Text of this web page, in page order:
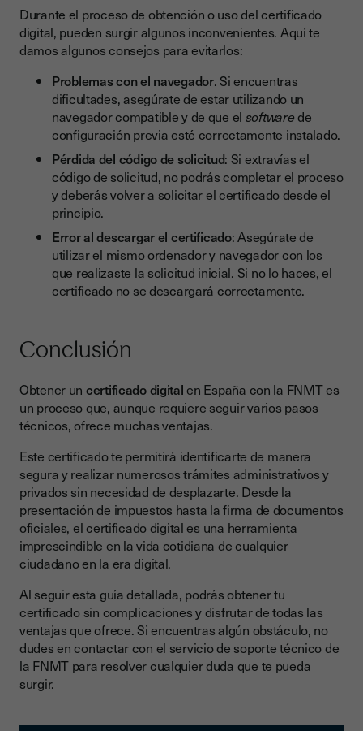
Durante el proceso de obtención o uso del certificado
digital, pueden surgir algunos inconvenientes. Aquí te
damos algunos consejos para evitarlos:
Problemas con el navegador. Si encuentras
dificultades, asegúrate de estar utilizando un
navegador compatible y de que el softwarede
configuración previa esté correctamente instalado.
Pérdida del código de solicitud: Si extravías el
código de solicitud, no podrás completar el proceso
y deberás volver a solicitar el certificado desde el
principio.
Error al descargar el certificado: Asegúrate de
utilizar el mismo ordenador y navegador con los
que realizaste la solicitud inicial. Si no lo haces, el
certificado no se descargará correctamente.
Conclusión
Obtener un certificado digitalen España con la FNMT es
un proceso que, aunque requiere seguir varios pasos
técnicos, ofrece muchas ventajas.
Este certificado te permitirá identificarte de manera
segura y realizar numerosos trámites administrativos y
privados sin necesidad de desplazarte. Desde la
presentación de impuestos hasta la firma de documentos
oficiales, el certificado digital es una herramienta
imprescindible en la vida cotidiana de cualquier
ciudadano en la era digital.
Al seguir esta guía detallada, podrás obtener tu
certificado sin complicaciones y disfrutar de todas las
ventajas que ofrece. Si encuentras algún obstáculo, no
dudes en contactar con el servicio de soporte técnico de
la FNMT para resolver cualquier duda que te pueda
surgir.